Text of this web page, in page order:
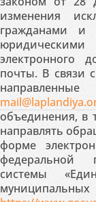
изменения
гражданами
электронного
почты. В связи
объединения, в
направлять
форме
федеральной
системы